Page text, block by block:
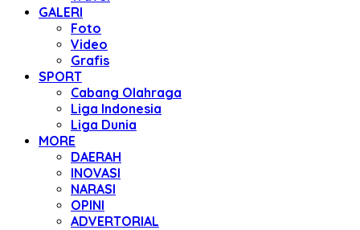
GALERI
Foto
Video
Grafis
SPORT
Cabang Olahraga
Liga Indonesia
Liga Dunia
MORE
DAERAH
INOVASI
NARASI
OPINI
ADVERTORIAL